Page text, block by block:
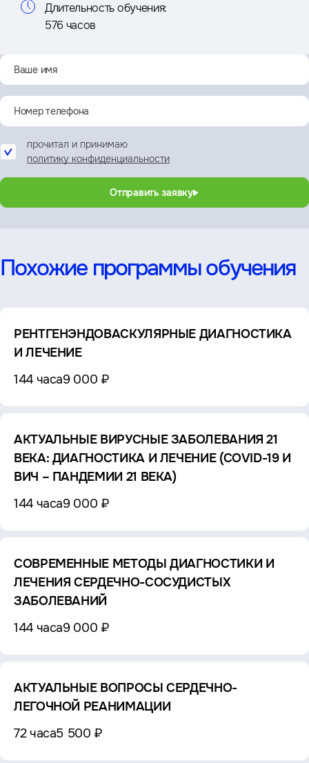
Длительность обучения:
576 часов
прочитал и принимаю
политику конфиденциальности
Отправить заявку
Похожие программы обучения
РЕНТГЕНЭНДОВАСКУЛЯРНЫЕ ДИАГНОСТИКА
И ЛЕЧЕНИЕ
144 часа9 000 ₽
АКТУАЛЬНЫЕ ВИРУСНЫЕ ЗАБОЛЕВАНИЯ 21
ВЕКА: ДИАГНОСТИКА И ЛЕЧЕНИЕ (COVID-19 И
ВИЧ – ПАНДЕМИИ 21 ВЕКА)
144 часа9 000 ₽
СОВРЕМЕННЫЕ МЕТОДЫ ДИАГНОСТИКИ И
ЛЕЧЕНИЯ СЕРДЕЧНО-СОСУДИСТЫХ
ЗАБОЛЕВАНИЙ
144 часа9 000 ₽
АКТУАЛЬНЫЕ ВОПРОСЫ СЕРДЕЧНО-
ЛЕГОЧНОЙ РЕАНИМАЦИИ
72 часа5 500 ₽